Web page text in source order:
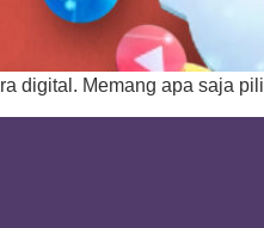
digital. Memang apa saja